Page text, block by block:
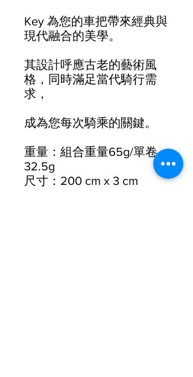
Key 為您的車把帶來經典與
現代融合的美學。
其設計呼應古老的藝術風
格，同時滿足當代騎行需
求，
成為您每次騎乘的關鍵。
重量：組合重量65g/單卷
32.5g
尺寸：200 cm x 3 cm